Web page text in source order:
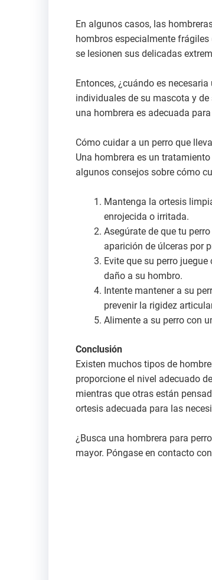
En algunos casos, las
hombros especialmente
se lesionen sus delicadas
Entonces, ¿cuándo es
individuales de su mascota y
una hombrera es adecuada
Cómo cuidar a un perro que
Una hombrera es un
algunos consejos sobre cómo
Mantenga la ortesis
enrojecida o irritada.
Asegúrate de que tu
aparición de úlceras por
Evite que su perro
daño a su hombro.
Intente mantener a su
prevenir la rigidez
Alimente a su perro con
Conclusión
Existen muchos tipos de
proporcione el nivel adecuado
mientras que otras están
ortesis adecuada para las
¿Busca una hombrera para
mayor. Póngase en contacto